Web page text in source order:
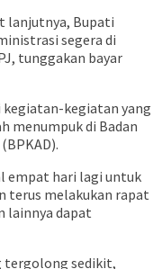
lanjutnya, Bupati
segera di
tunggakan bayar
kegiatan-kegiatan yang
menumpuk di Badan
empat hari lagi untuk
terus melakukan rapat
lainnya dapat
tergolong sedikit,